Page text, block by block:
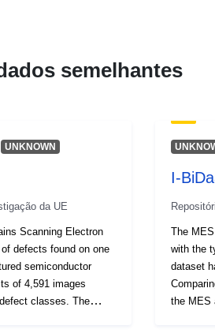
semelhantes
UNKNOWN
da UE
Scanning Electron
defects found on one
semiconductor
of 4,591 images
classes. The
I-
The
with the
dataset
the MES